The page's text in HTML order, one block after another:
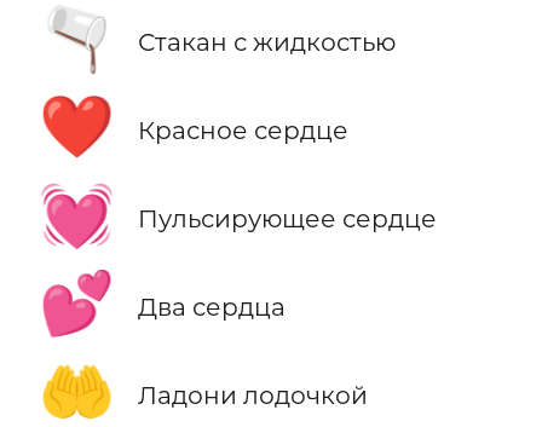
🫗 Стакан с жидкостью
❤️ Красное сердце
💓 Пульсирующее сердце
💕 Два сердца
🤲 Ладони лодочкой